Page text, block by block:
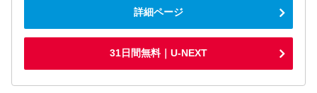
詳細ページ
31日間無料｜U-NEXT